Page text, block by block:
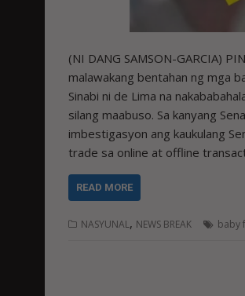
(NI DANG SAMSON-GARCIA)
malawakang bentahan ng mga
Sinabi ni de Lima na
silang maabuso. Sa kanyang
imbestigasyon ang kaukulang
trade sa online at offline
READ MORE
NASYUNAL, NEWS BREAK baby